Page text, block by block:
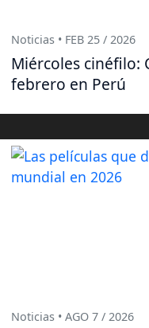
Noticias • FEB 25 / 2026
Miércoles cinéfilo:
febrero en Perú
Noticias • AGO 7 / 2026